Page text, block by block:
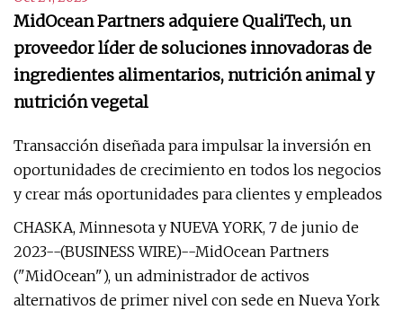
MidOcean Partners adquiere QualiTech, un
proveedor líder de soluciones innovadoras de
ingredientes alimentarios, nutrición animal y
nutrición vegetal
Transacción diseñada para impulsar la inversión en
oportunidades de crecimiento en todos los negocios
y crear más oportunidades para clientes y empleados
CHASKA, Minnesota y NUEVA YORK, 7 de junio de
2023--(BUSINESS WIRE)--MidOcean Partners
("MidOcean"), un administrador de activos
alternativos de primer nivel con sede en Nueva York